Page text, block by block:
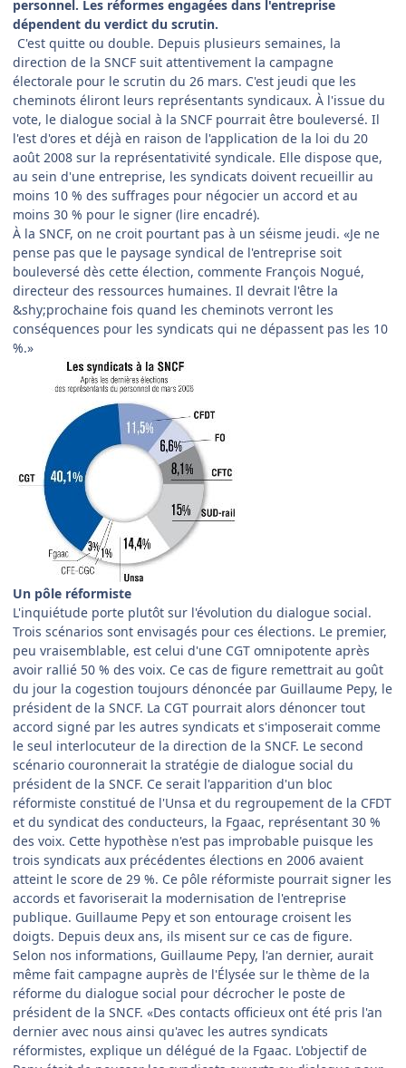
personnel. Les réformes engagées dans l'entreprise
dépendent du verdict du scrutin.
C'est quitte ou double. Depuis plusieurs semaines, la
direction de la SNCF suit attentivement la campagne
électorale pour le scrutin du 26 mars. C'est jeudi que les
cheminots éliront leurs représentants syndicaux. À l'issue du
vote, le dialogue social à la SNCF pourrait être bouleversé. Il
l'est d'ores et déjà en raison de l'application de la loi du 20
août 2008 sur la représentativité syndicale. Elle dispose que,
au sein d'une entreprise, les syndicats doivent recueillir au
moins 10 % des suffrages pour négocier un accord et au
moins 30 % pour le signer (lire encadré).
À la SNCF, on ne croit pourtant pas à un séisme jeudi. «Je ne
pense pas que le paysage syndical de l'entreprise soit
bouleversé dès cette élection, commente François Nogué,
directeur des ressources humaines. Il devrait l'être la
&shy;prochaine fois quand les cheminots verront les
conséquences pour les syndicats qui ne dépassent pas les 10
%.»
Un pôle réformiste
L'inquiétude porte plutôt sur l'évolution du dialogue social.
Trois scénarios sont envisagés pour ces élections. Le premier,
peu vraisemblable, est celui d'une CGT omnipotente après
avoir rallié 50 % des voix. Ce cas de figure remettrait au goût
du jour la cogestion toujours dénoncée par Guillaume Pepy, le
président de la SNCF. La CGT pourrait alors dénoncer tout
accord signé par les autres syndicats et s'imposerait comme
le seul interlocuteur de la direction de la SNCF. Le second
scénario couronnerait la stratégie de dialogue social du
président de la SNCF. Ce serait l'apparition d'un bloc
réformiste constitué de l'Unsa et du regroupement de la CFDT
et du syndicat des conducteurs, la Fgaac, représentant 30 %
des voix. Cette hypothèse n'est pas improbable puisque les
trois syndicats aux précédentes élections en 2006 avaient
atteint le score de 29 %. Ce pôle réformiste pourrait signer les
accords et favoriserait la modernisation de l'entreprise
publique. Guillaume Pepy et son entourage croisent les
doigts. Depuis deux ans, ils misent sur ce cas de figure.
Selon nos informations, Guillaume Pepy, l'an dernier, aurait
même fait campagne auprès de l'Élysée sur le thème de la
réforme du dialogue social pour décrocher le poste de
président de la SNCF. «Des contacts officieux ont été pris l'an
dernier avec nous ainsi qu'avec les autres syndicats
réformistes, explique un délégué de la Fgaac. L'objectif de